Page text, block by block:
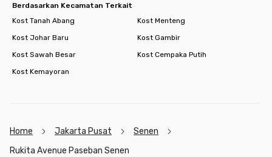
Berdasarkan Kecamatan Terkait
Kost Tanah Abang
Kost Menteng
Kost Johar Baru
Kost Gambir
Kost Sawah Besar
Kost Cempaka Putih
Kost Kemayoran
Home Jakarta Pusat
Senen
Rukita Avenue Paseban Senen